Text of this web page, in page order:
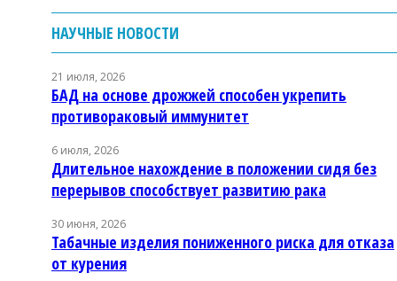
НАУЧНЫЕ НОВОСТИ
21 июля, 2026
БАД на основе дрожжей способен укрепить
противораковый иммунитет
6 июля, 2026
Длительное нахождение в положении сидя без
перерывов способствует развитию рака
30 июня, 2026
Табачные изделия пониженного риска для отказа
от курения